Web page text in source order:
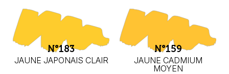
N°183
JAUNE JAPONAIS CLAIR
N°159
JAUNE CADMIUM
MOYEN